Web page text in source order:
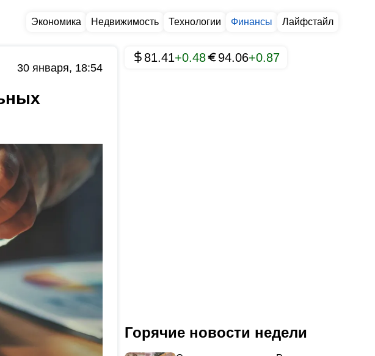
Экономика Недвижимость Технологии Финансы Лайфстайл
30 января, 18:54
81.41+0.48 94.06+0.87
Горячие новости недели